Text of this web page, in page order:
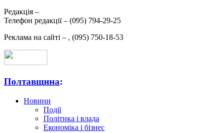
Редакція –
Телефон редакції – (095) 794-29-25
Реклама на сайті – , (095) 750-18-53
Полтавщина:
Новини
Події
Політика і влада
Економіка і бізнес